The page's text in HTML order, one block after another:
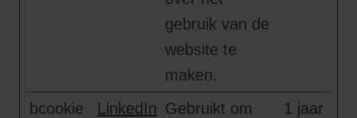
gebruik van de
website te
maken.
bcookie
LinkedIn Gebruikt om
1 jaar